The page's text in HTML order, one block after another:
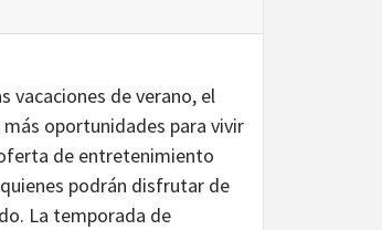
vacaciones de verano, el
oportunidades para vivir
de entretenimiento
podrán disfrutar de
La temporada de